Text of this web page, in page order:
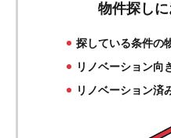
物件探し
探している条件の
リノベーション向
リノベーション済